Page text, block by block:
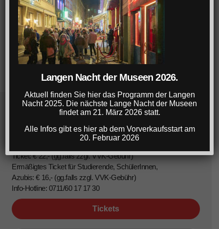
Ticket: € 22,- (gg.falls zzgl. VVK-Gebühr)
Ermäßigtes Ticket für Studierende, SchülerInnen,
Azubis: € 16,- (gg.falls zzgl. VVK-Gebühr)
Info-Hotline: 0711/60 17 17 30
Tickets
Langen Nacht der Museen 2026.
Aktuell finden Sie hier das Programm der Langen
Nacht 2025. Die nächste Lange Nacht der Museen
findet am 21. März 2026 statt.
Alle Infos gibt es hier ab dem Vorverkaufsstart am
20. Februar 2026